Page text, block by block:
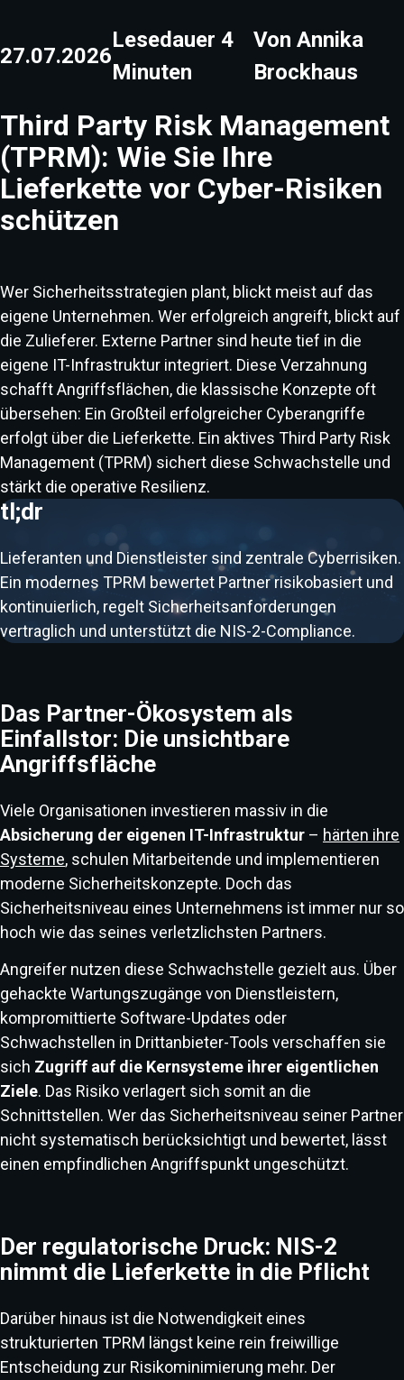
27.07.2026
Lesedauer 4
Minuten
VonAnnika
Brockhaus
Third Party Risk Management
(TPRM): Wie Sie Ihre
Lieferkette vor Cyber-Risiken
schützen
Wer Sicherheitsstrategien plant, blickt meist auf das
eigene Unternehmen. Wer erfolgreich angreift, blickt auf
die Zulieferer. Externe Partner sind heute tief in die
eigene IT-Infrastruktur integriert. Diese Verzahnung
schafft Angriffsflächen, die klassische Konzepte oft
übersehen: Ein Großteil erfolgreicher Cyberangriffe
erfolgt über die Lieferkette. Ein aktives Third Party Risk
Management (TPRM) sichert diese Schwachstelle und
stärkt die operative Resilienz.
tl;dr
Lieferanten und Dienstleister sind zentrale Cyberrisiken.
Ein modernes TPRM bewertet Partner risikobasiert und
kontinuierlich, regelt Sicherheitsanforderungen
vertraglich und unterstützt die NIS-2-Compliance.
Das Partner-Ökosystem als
Einfallstor: Die unsichtbare
Angriffsfläche
Viele Organisationen investieren massiv in die
Absicherung der eigenen IT-Infrastruktur – härten ihre
Systeme, schulen Mitarbeitende und implementieren
moderne Sicherheitskonzepte. Doch das
Sicherheitsniveau eines Unternehmens ist immer nur so
hoch wie das seines verletzlichsten Partners.
Angreifer nutzen diese Schwachstelle gezielt aus. Über
gehackte Wartungszugänge von Dienstleistern,
kompromittierte Software-Updates oder
Schwachstellen in Drittanbieter-Tools verschaffen sie
sich Zugriff auf die Kernsysteme ihrer eigentlichen
Ziele. Das Risiko verlagert sich somit an die
Schnittstellen. Wer das Sicherheitsniveau seiner Partner
nicht systematisch berücksichtigt und bewertet, lässt
einen empfindlichen Angriffspunkt ungeschützt.
Der regulatorische Druck: NIS-2
nimmt die Lieferkette in die Pflicht
Darüber hinaus ist die Notwendigkeit eines
strukturierten TPRM längst keine rein freiwillige
Entscheidung zur Risikominimierung mehr. Der